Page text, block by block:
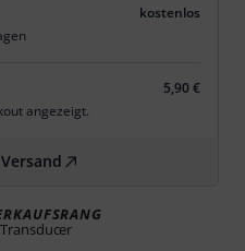
kostenlos
5,90 €
angezeigt.